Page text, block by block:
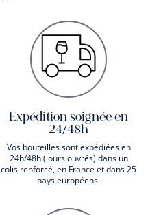
Expédition soignée en
24/48h
Vos bouteilles sont expédiées en
24h/48h (jours ouvrés) dans un
colis renforcé, en France et dans 25
pays européens.